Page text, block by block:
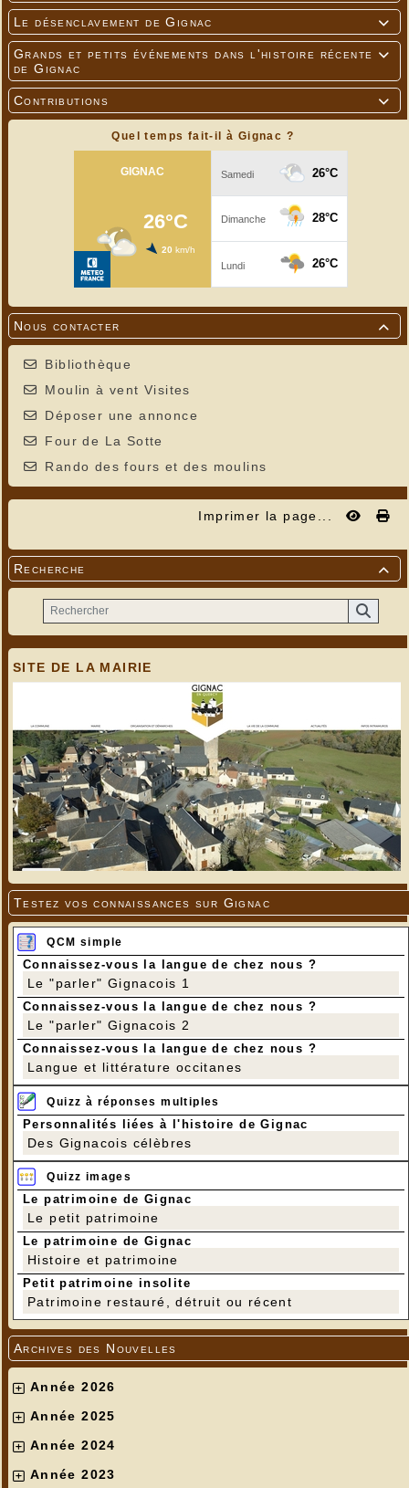

Le désenclavement de Gignac

Grands et petits événements dans l'histoire récente
de Gignac

Contributions
Quel temps fait-il à Gignac ?

Nous contacter
Bibliothèque
Moulin à vent Visites
Déposer une annonce
Four de La Sotte
Rando des fours et des moulins
Imprimer la page...

Recherche
SITE DE LA MAIRIE
Testez vos connaissances sur Gignac
QCM simple
Connaissez-vous la langue de chez nous ?
Le "parler" Gignacois 1
Connaissez-vous la langue de chez nous ?
Le "parler" Gignacois 2
Connaissez-vous la langue de chez nous ?
Langue et littérature occitanes
Quizz à réponses multiples
Personnalités liées à l'histoire de Gignac
Des Gignacois célèbres
Quizz images
Le patrimoine de Gignac
Le petit patrimoine
Le patrimoine de Gignac
Histoire et patrimoine
Petit patrimoine insolite
Patrimoine restauré, détruit ou récent
Archives des Nouvelles
Année 2026
Année 2025
Année 2024
Année 2023
---
---